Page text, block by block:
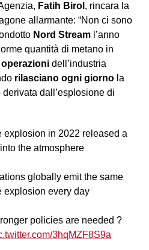
Fatih Birol , rincara la
allarmante: “Non ci sono
Nord Stream l’anno
quantità di metano in
dell’industria
rilasciano ogni giorno la
dall’esplosione di
in 2022 released a
the atmosphere
globally emit the same
explosion every day
policies are needed ?
3hqMZF8S9a